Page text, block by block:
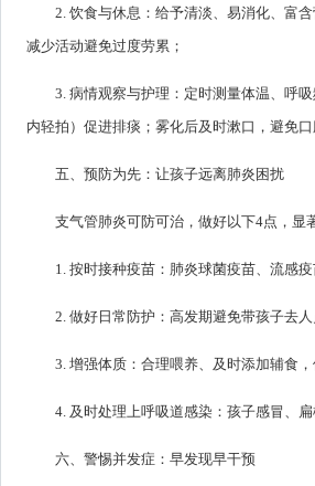
2. 饮食与休息：给予清淡、易消化、富
减少活动避免过度劳累；
3. 病情观察与护理：定时测量体温、呼
内轻拍）促进排痰；雾化后及时漱口，避免口
五、预防为先：让孩子远离肺炎困扰
支气管肺炎可防可治，做好以下4点，显
1. 按时接种疫苗：肺炎球菌疫苗、流感
2. 做好日常防护：高发期避免带孩子去
3. 增强体质：合理喂养、及时添加辅食
4. 及时处理上呼吸道感染：孩子感冒、
六、警惕并发症：早发现早干预